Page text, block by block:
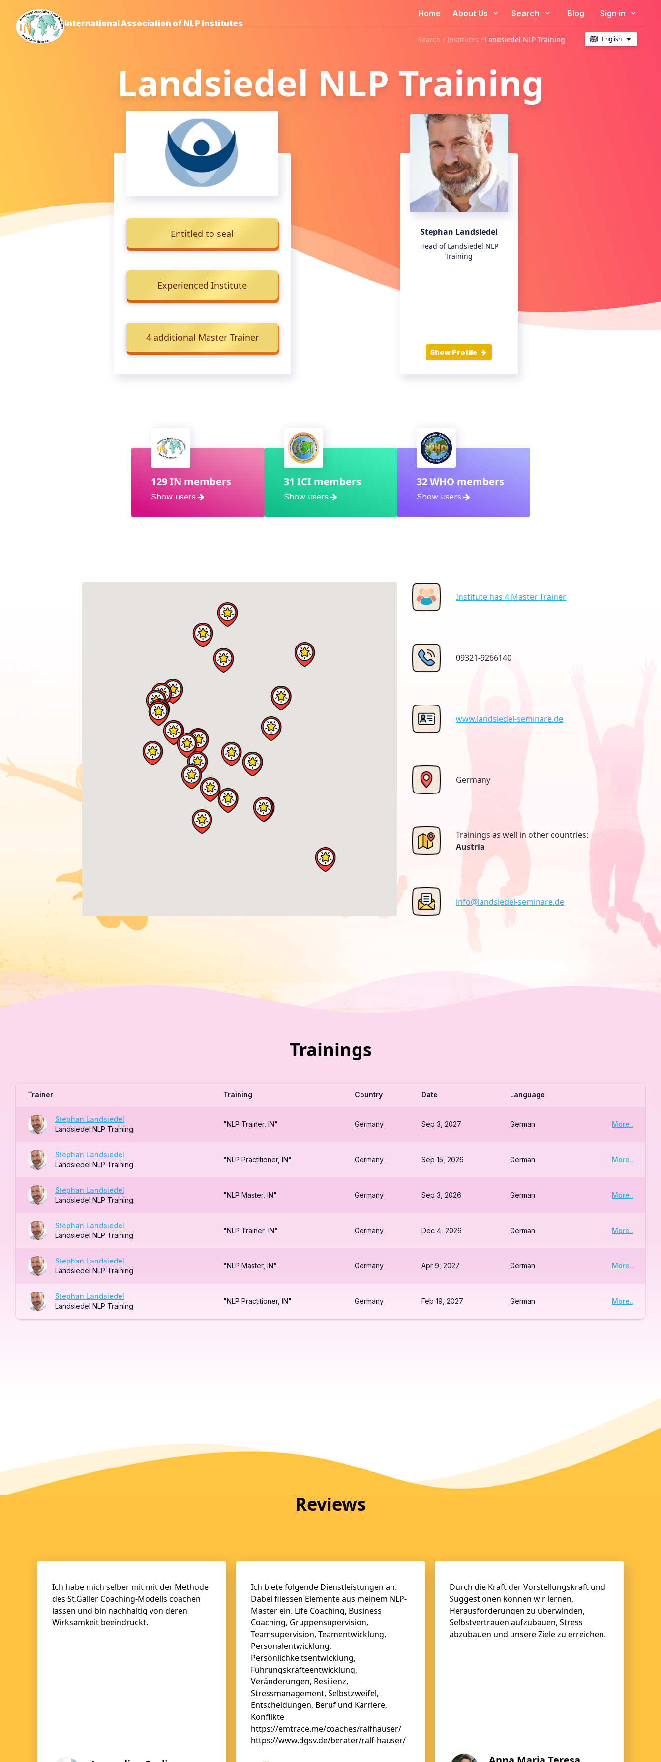
International Association of NLP Institutes
Home About Us Search Blog Sign in
Search / Institutes / Landsiedel NLP Training English
Landsiedel NLP Training
Entitled to seal
Experienced Institute
4 additional Master Trainer
Stephan Landsiedel
Head of Landsiedel NLP
Training
Show Profile
129 IN members
Show users
31 ICI members
Show users
32 WHO members
Show users
Institute has 4 Master Trainer
09321-9266140
www.landsiedel-seminare.de
Germany
Trainings as well in other countries:
Austria
info@landsiedel-seminare.de
Trainings
Trainer Training Country Date Language
Stephan Landsiedel
Landsiedel NLP Training
"NLP Trainer, IN" Germany Sep 3, 2027 German More..
Stephan Landsiedel
Landsiedel NLP Training
"NLP Practitioner, IN" Germany Sep 15, 2026 German More..
Stephan Landsiedel
Landsiedel NLP Training
"NLP Master, IN" Germany Sep 3, 2026 German More..
Stephan Landsiedel
Landsiedel NLP Training
"NLP Trainer, IN" Germany Dec 4, 2026 German More..
Stephan Landsiedel
Landsiedel NLP Training
"NLP Master, IN" Germany Apr 9, 2027 German More..
Stephan Landsiedel
Landsiedel NLP Training
"NLP Practitioner, IN" Germany Feb 19, 2027 German More..
Reviews
Ich habe mich selber mit mit der Methode
des St.Galler Coaching-Modells coachen
lassen und bin nachhaltig von deren
Wirksamkeit beeindruckt.
Ich biete folgende Dienstleistungen an.
Dabei fliessen Elemente aus meinem NLP-
Master ein. Life Coaching, Business
Coaching, Gruppensupervision,
Teamsupervision, Teamentwicklung,
Personalentwicklung,
Persönlichkeitsentwicklung,
Führungskräfteentwicklung,
Veränderungen, Resilienz,
Stressmanagement, Selbstzweifel,
Entscheidungen, Beruf und Karriere,
Konflikte
https://emtrace.me/coaches/ralfhauser/
https://www.dgsv.de/berater/ralf-hauser/
Durch die Kraft der Vorstellungskraft und
Suggestionen können wir lernen,
Herausforderungen zu überwinden,
Selbstvertrauen aufzubauen, Stress
abzubauen und unsere Ziele zu erreichen.